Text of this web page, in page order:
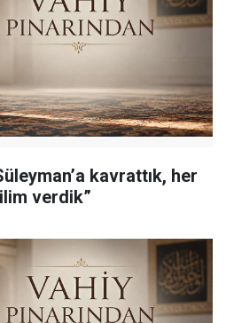
kavrattık, her
verdik”